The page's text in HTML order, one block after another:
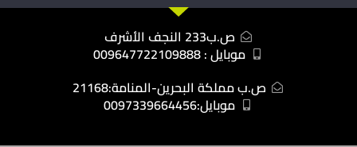
ص.ب233 النجف الأشرف
موبايل : 009647722109888
ص.ب مملكة البحرين-المنامة:21168
موبايل:0097339664456